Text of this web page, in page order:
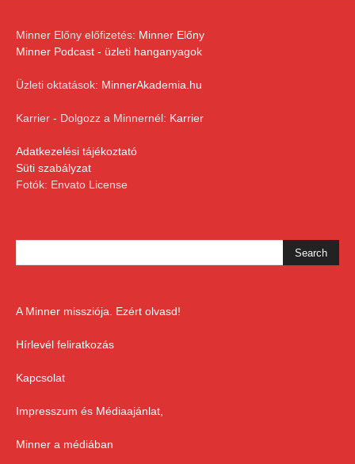
Minner Előny előfizetés: Minner Előny
Minner Podcast - üzleti hanganyagok
Üzleti oktatások: MinnerAkademia.hu
Karrier - Dolgozz a Minnernél: Karrier
Adatkezelési tájékoztató
Süti szabályzat
Fotók: Envato License
A Minner missziója. Ezért olvasd!
Hírlevél feliratkozás
Kapcsolat
Impresszum és Médiaajánlat,
Minner a médiában